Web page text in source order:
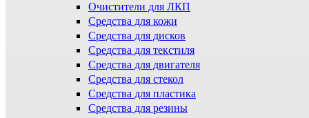
Очистители для ЛКП
Средства для кожи
Средства для дисков
Средства для текстиля
Средства для двигателя
Средства для стекол
Средства для пластика
Средства для резины